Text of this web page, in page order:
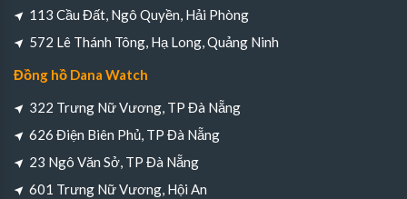
113 Cầu Đất, Ngô Quyền, Hải Phòng
572 Lê Thánh Tông, Hạ Long, Quảng Ninh
Đồng hồ Dana Watch
322 Trưng Nữ Vương, TP Đà Nẵng
626 Điện Biên Phủ, TP Đà Nẵng
23 Ngô Văn Sở, TP Đà Nẵng
601 Trưng Nữ Vương, Hội An